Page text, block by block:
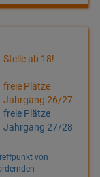
Stelle ab 18!
freie Plätze
Jahrgang 26/27
freie Plätze
Jahrgang 27/28
von